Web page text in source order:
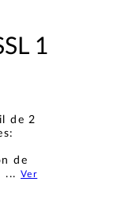
1
de 2
de
... Ver